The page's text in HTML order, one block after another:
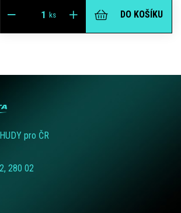
ks DO KOŠÍKU
pro ČR
280 02